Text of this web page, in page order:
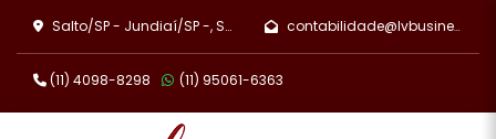
Salto/SP - Jundiaí/SP -, Santa Fé do Sul/SP contabilidade@lvbusiness.com.br
(11) 4098-8298 (11) 95061-6363